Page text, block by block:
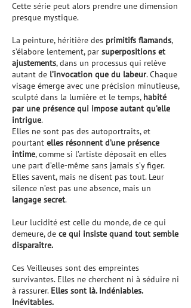
Cette série peut alors prendre une dimension
presque mystique.
La peinture, héritière des primitifs flamands,
s’élabore lentement, par superpositions et
ajustements, dans un processus qui relève
autant de l’invocation que du labeur. Chaque
visage émerge avec une précision minutieuse,
sculpté dans la lumière et le temps, habité
par une présence qui impose autant qu’elle
intrigue.
Elles ne sont pas des autoportraits, et
pourtant elles résonnent d’une présence
intime, comme si l’artiste déposait en elles
une part d’elle-même sans jamais s’y figer.
Elles savent, mais ne disent pas tout. Leur
silence n’est pas une absence, mais un
langage secret.
Leur lucidité est celle du monde, de ce qui
demeure, de ce qui insiste quand tout semble
disparaître.
Ces Veilleuses sont des empreintes
survivantes. Elles ne cherchent ni à séduire ni
à rassurer. Elles sont là. Indéniables.
Inévitables.